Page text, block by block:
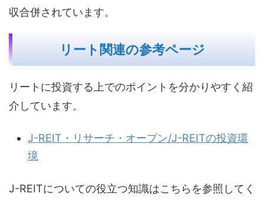
収合併されています。
リート関連の参考ページ
リートに投資する上でのポイントを分かりやすく紹
介しています。
J-REIT・リサーチ・オープン/J-REITの投資環
境
J-REITについての役立つ知識はこちらを参照してく